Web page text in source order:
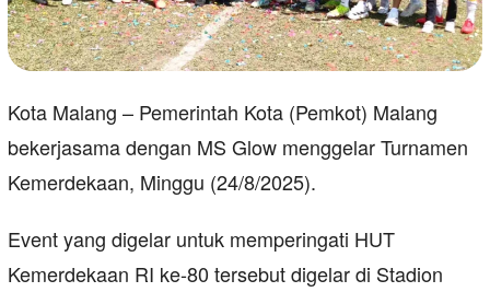
Kota Malang – Pemerintah Kota (Pemkot) Malang
bekerjasama dengan MS Glow menggelar Turnamen
Kemerdekaan, Minggu (24/8/2025).
Event yang digelar untuk memperingati HUT
Kemerdekaan RI ke-80 tersebut digelar di Stadion